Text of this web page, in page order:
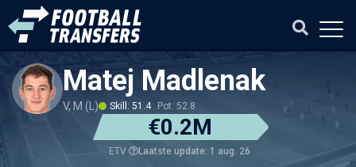
Matej Madlenak
V, M (L) Skill: 51.4 Pot: 52.8
€0.2M
ETV Laatste update: 1 aug. 26